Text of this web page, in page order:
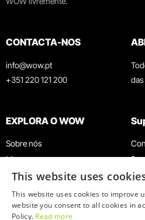
CONTACTA-NOS
info@wow.pt
+351 220 121 200
das
EXPLORA O WOW
Sobre nós
Museus
Agenda
Notícias
Restaurantes
This website uses
This website uses cookies to improve
website you consent to all cookies in
Policy. Read more